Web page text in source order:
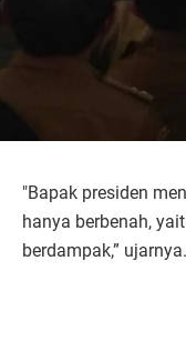
"Bapak presiden
hanya berbenah,
berdampak,” ujarnya.